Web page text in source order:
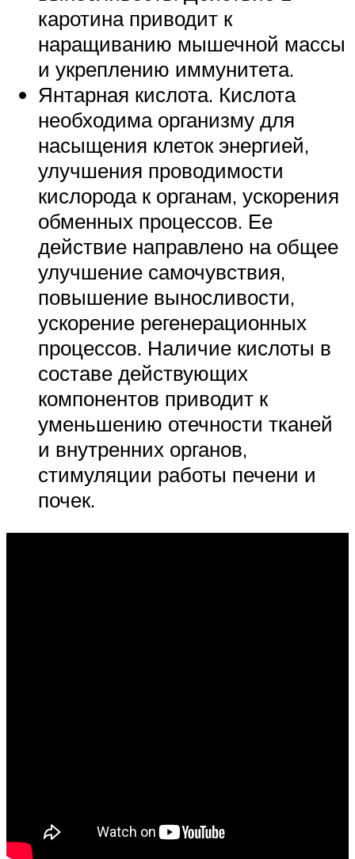
каротина приводит к
наращиванию мышечной массы
и укреплению иммунитета.
Янтарная кислота. Кислота
необходима организму для
насыщения клеток энергией,
улучшения проводимости
кислорода к органам, ускорения
обменных процессов. Ее
действие направлено на общее
улучшение самочувствия,
повышение выносливости,
ускорение регенерационных
процессов. Наличие кислоты в
составе действующих
компонентов приводит к
уменьшению отечности тканей
и внутренних органов,
стимуляции работы печени и
почек.